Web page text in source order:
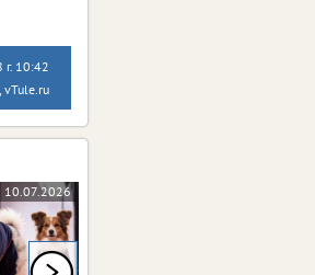
г. 10:42
vTule.ru
10.07.2026
0+